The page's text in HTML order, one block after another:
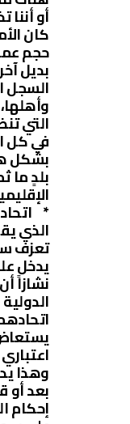
أو
كان
حجم
بديل
السجل
التي
في كل
بشكل
بلدٍ ما
*
الذي
تعزف
يدخل
نشازاً
وهذا
بعد أو
إحكام